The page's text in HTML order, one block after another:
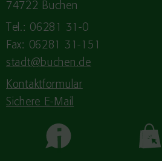
74722 Buchen
Tel.: 06281 31-0
Fax: 06281 31-151
stadt@buchen.de
Kontaktformular
Sichere E-Mail